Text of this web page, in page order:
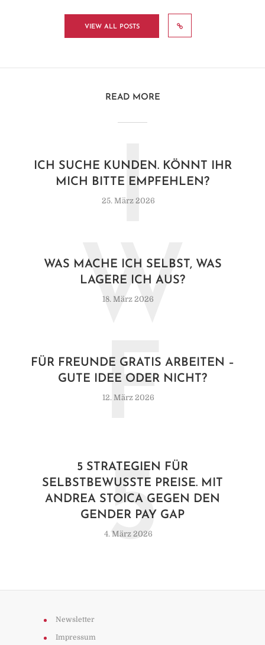
VIEW ALL POSTS
READ MORE
ICH SUCHE KUNDEN. KÖNNT IHR
MICH BITTE EMPFEHLEN?
25. März 2026
I
WAS MACHE ICH SELBST, WAS
LAGERE ICH AUS?
18. März 2026
W
FÜR FREUNDE GRATIS ARBEITEN –
GUTE IDEE ODER NICHT?
12. März 2026
F
5 STRATEGIEN FÜR
SELBSTBEWUSSTE PREISE. MIT
ANDREA STOICA GEGEN DEN
GENDER PAY GAP
4. März 2026
5
Newsletter
Impressum